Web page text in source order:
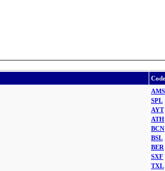
Code
AMS
SPL
AYT
ATH
BCN
BSL
BER
SXF
TXL